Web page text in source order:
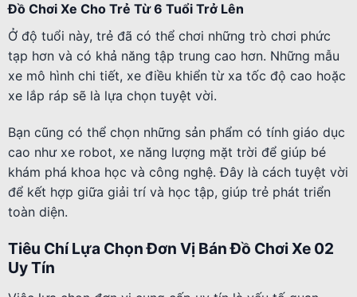
Đồ Chơi Xe Cho Trẻ Từ 6 Tuổi Trở Lên
Ở độ tuổi này, trẻ đã có thể chơi những trò chơi phức
tạp hơn và có khả năng tập trung cao hơn. Những mẫu
xe mô hình chi tiết, xe điều khiển từ xa tốc độ cao hoặc
xe lắp ráp sẽ là lựa chọn tuyệt vời.
Bạn cũng có thể chọn những sản phẩm có tính giáo dục
cao như xe robot, xe năng lượng mặt trời để giúp bé
khám phá khoa học và công nghệ. Đây là cách tuyệt vời
để kết hợp giữa giải trí và học tập, giúp trẻ phát triển
toàn diện.
Tiêu Chí Lựa Chọn Đơn Vị Bán Đồ Chơi Xe 02
Uy Tín